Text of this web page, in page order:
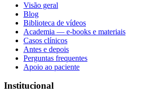
Visão geral
Blog
Biblioteca de vídeos
Academia — e-books e materiais
Casos clínicos
Antes e depois
Perguntas frequentes
Apoio ao paciente
Institucional